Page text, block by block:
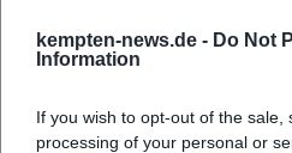
kempten-news.de - Do Not
Information
If you wish to opt-out of the
processing of your personal or
Häufig gestellte
Wann beginnt die